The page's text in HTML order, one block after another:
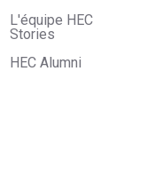
L'équipe HEC
Stories
HEC Alumni